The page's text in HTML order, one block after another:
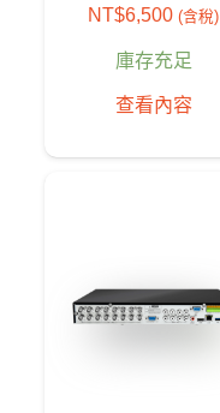
NT$6,500 (含稅)
庫存充足
查看內容